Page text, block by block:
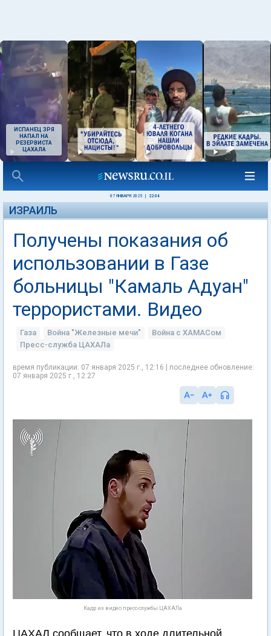
ИСПАНЕЦ ЗРЯ
НАПАЛ НА
РЕЗЕРВИСТА
ЦАХАЛА
07 ЯНВАРЯ 2025 22:04
ИЗРАИЛЬ
Получены показания об
использовании в Газе
больницы "Камаль Адуан"
террористами. Видео
Газа Война "Железные мечи"
Война с ХАМАСом
Пресс-служба ЦАХАЛа
время публикации: 07 января 2025 г., 12:16 | последнее обновление:
07 января 2025 г., 12:27
Кадр из видео пресс-службы ЦАХАЛа
ЦАХАЛ сообщает, что в ходе длительной